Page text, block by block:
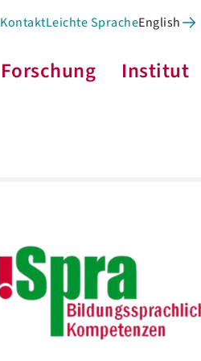
KontaktLeichte SpracheEnglish
Forschung Institut